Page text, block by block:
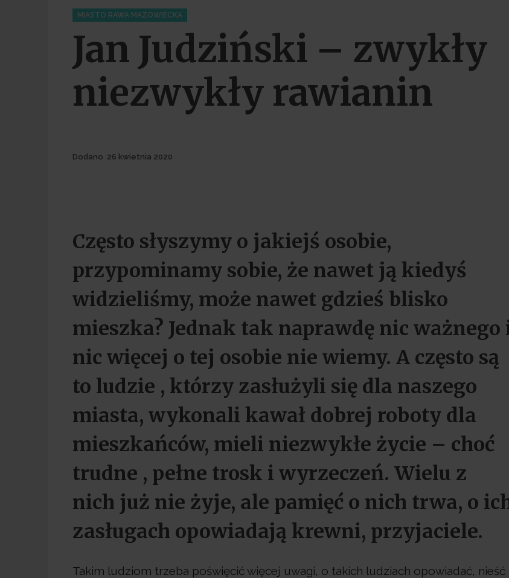
Categories
MIASTO RAWA MAZOWIECKA
Jan Judziński – zwykły
niezwykły rawianin
Dodano 26 kwietnia 2020
Często słyszymy o jakiejś osobie,
przypominamy sobie, że nawet ją kiedyś
widzieliśmy, może nawet gdzieś blisko
mieszka? Jednak tak naprawdę nic ważnego
nic więcej o tej osobie nie wiemy. A często są
to ludzie , którzy zasłużyli się dla naszego
miasta, wykonali kawał dobrej roboty dla
mieszkańców, mieli niezwykłe życie – choć
trudne , pełne trosk i wyrzeczeń. Wielu z
nich już nie żyje, ale pamięć o nich trwa, o
zasługach opowiadają krewni, przyjaciele.
Takim ludziom trzeba poświęcić więcej uwagi, o takich ludziach opowiadać, nieść